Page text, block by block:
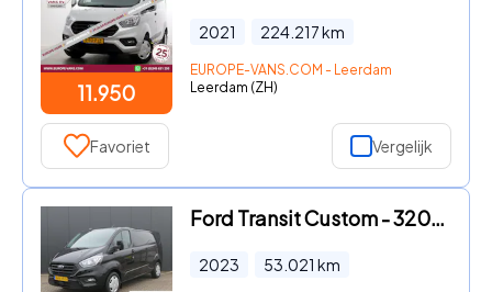
11.950
2021 224.217km
EUROPE-VANS.COM - Leerdam
Leerdam (ZH)
Favoriet Vergelijk
Ford Transit Custom - 320 2.0 TDCI 130pk L2H1 Trend | Automaat | Navigatie | Cruis
2023 53.021 km